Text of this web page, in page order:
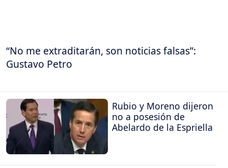
“No me extraditarán, son noticias falsas”:
Gustavo Petro
Rubio y Moreno dijeron
no a posesión de
Abelardo de la Espriella